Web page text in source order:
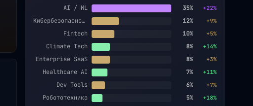
AI / ML 35% +22%
Кибербезопасность 12% +9%
Fintech 10% +5%
Climate Tech 8% +14%
Enterprise SaaS 8% +3%
Healthcare AI 7% +11%
Dev Tools 6% +7%
Робототехника 5% +18%